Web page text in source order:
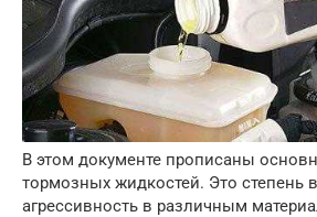
В этом документе прописаны
тормозных жидкостей. Это степень
агрессивность в различным